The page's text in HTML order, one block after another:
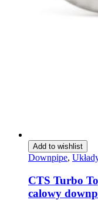
Add to wishlist
Downpipe,
CTS Turbo
calowy